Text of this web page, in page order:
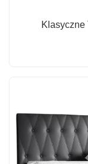
Klasyczne